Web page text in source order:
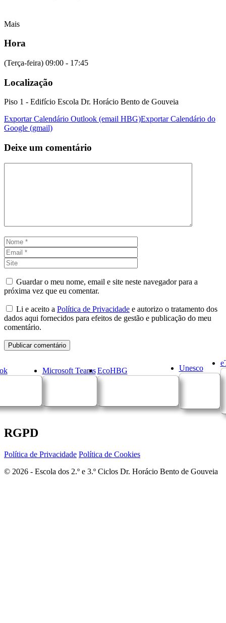
Mais
Hora
(Terça-feira) 09:00 - 17:45
Localização
Piso 1 - Edifício Escola Dr. Horácio Bento de Gouveia
Exportar Calendário Outlook (email HBG)Exportar Calendário do
Google (gmail)
Deixe um comentário
Nome
Guardar o meu nome, email e site neste navegador para a
próxima vez que eu comentar.
Li e aceito a Política de Privacidade e autorizo o tratamento dos
dados aqui fornecidos para efeitos de gestão e publicação do meu
comentário.
Microsoft Teams EcoHBG Unesco
RGPD
Política de Privacidade Política de Cookies
© 2026 - Escola dos 2.º e 3.º Ciclos Dr. Horácio Bento de Gouveia